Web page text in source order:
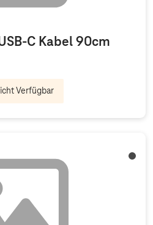
C Kabel 90cm
Verfügbar
Titan